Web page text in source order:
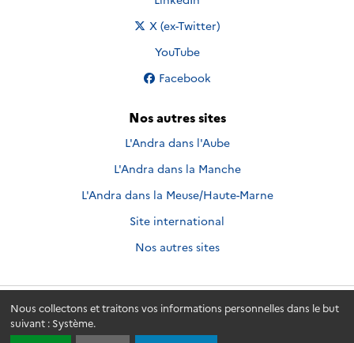
Nous collectons et traitons vos informations personnelles dans le but
suivant : Système.
Nous suivre sur
X (ex-Twitter)
Nous suivre sur
YouTube
Nous suivre sur
Facebook
Nos autres sites
L'Andra dans l'Aube
L'Andra dans la Manche
L'Andra dans la Meuse/Haute-Marne
Site international
Nos autres sites
Andra.fr © 2026 - Andra. Tous droits réservés.